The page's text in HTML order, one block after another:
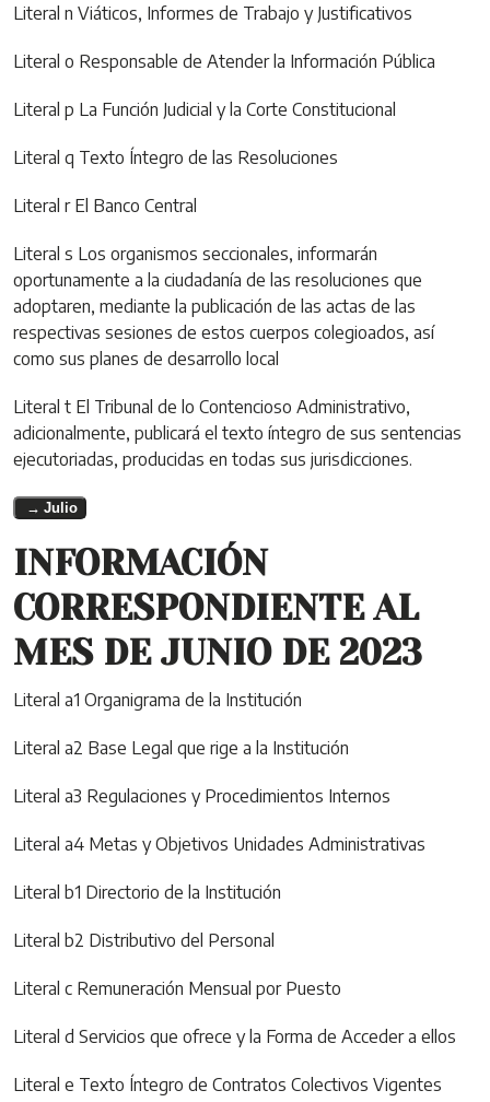
Literal n Viáticos, Informes de Trabajo y Justificativos
Literal o Responsable de Atender la Información Pública
Literal p La Función Judicial y la Corte Constitucional
Literal q Texto Íntegro de las Resoluciones
Literal r El Banco Central
Literal s Los organismos seccionales, informarán
oportunamente a la ciudadanía de las resoluciones que
adoptaren, mediante la publicación de las actas de las
respectivas sesiones de estos cuerpos colegioados, así
como sus planes de desarrollo local
Literal t El Tribunal de lo Contencioso Administrativo,
adicionalmente, publicará el texto íntegro de sus sentencias
ejecutoriadas, producidas en todas sus jurisdicciones.
Julio
INFORMACIÓN
CORRESPONDIENTE AL
MES DE JUNIO DE 2023
Literal a1 Organigrama de la Institución
Literal a2 Base Legal que rige a la Institución
Literal a3 Regulaciones y Procedimientos Internos
Literal a4 Metas y Objetivos Unidades Administrativas
Literal b1 Directorio de la Institución
Literal b2 Distributivo del Personal
Literal c Remuneración Mensual por Puesto
Literal d Servicios que ofrece y la Forma de Acceder a ellos
Literal e Texto Íntegro de Contratos Colectivos Vigentes